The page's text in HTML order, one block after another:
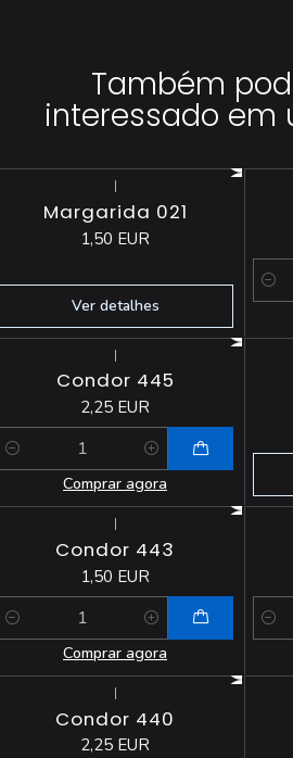
Também
interessado em
|
Margarida 021
1,50 EUR
Ver detalhes
|
Condor 445
2,25 EUR
Comprar agora
|
Condor 443
1,50 EUR
Comprar agora
|
Condor 440
2,25 EUR